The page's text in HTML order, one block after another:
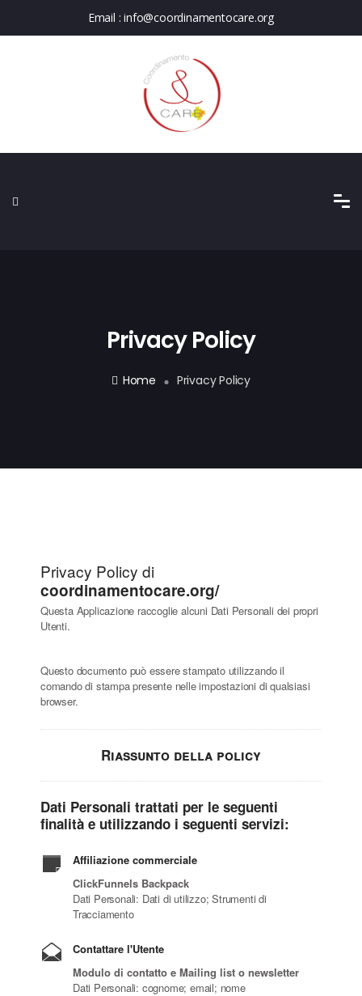
Email :info@coordinamentocare.org
Privacy Policy
Home Privacy Policy
Privacy Policy di
coordinamentocare.org/
Questa Applicazione raccoglie alcuni Dati Personali dei propri
Utenti.
Questo documento può essere stampato utilizzando il
comando di stampa presente nelle impostazioni di qualsiasi
browser.
Riassunto della policy
Dati Personali trattati per le seguenti
finalità e utilizzando i seguenti servizi:
Affiliazione commerciale
ClickFunnels Backpack
Dati Personali: Dati di utilizzo; Strumenti di
Tracciamento
Contattare l'Utente
Modulo di contatto e Mailing list o newsletter
Dati Personali: cognome; email; nome